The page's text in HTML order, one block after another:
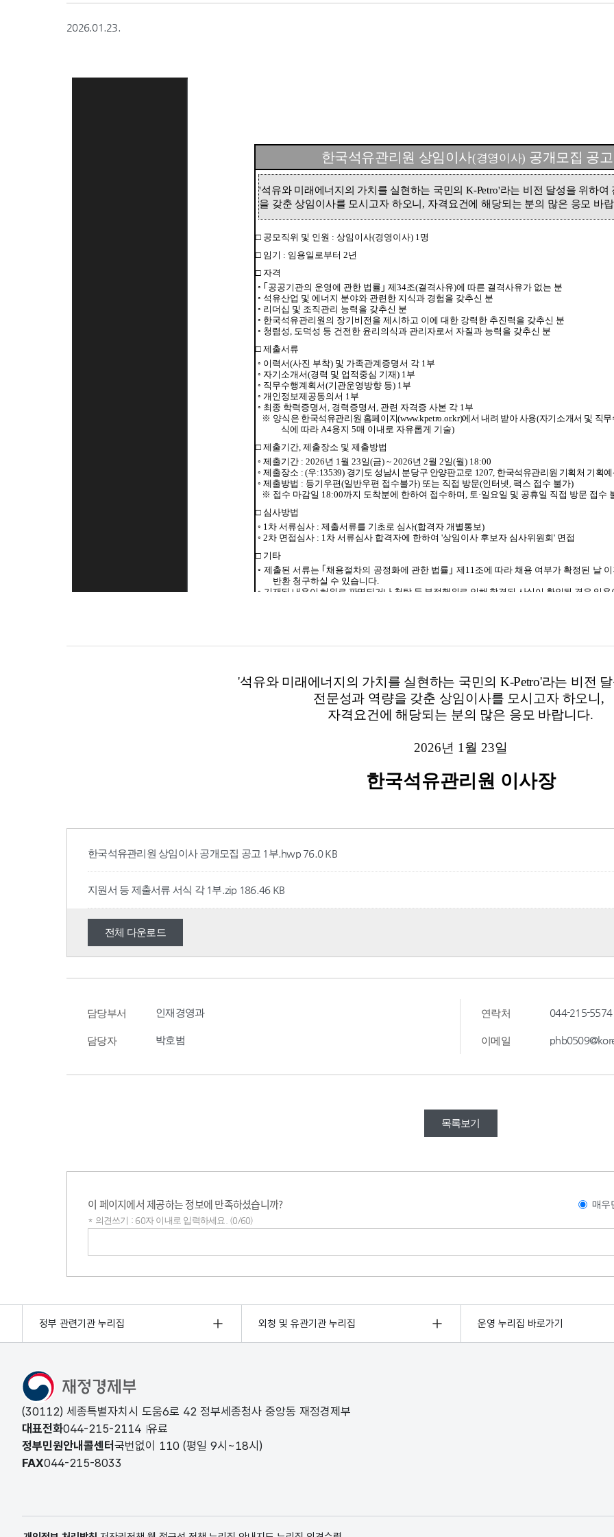
2026.01.23.
한국석유관리원 상임이사 공개모집 공고 1부.hwp 76.0 KB
지원서 등 제출서류 서식 각 1부.zip 186.46 KB
전체 다운로드
담당부서 인재경영과 연락처 044-215-5574
담당자 박호범 이메일
목록보기
이 페이지에서 제공하는 정보에 만족하셨습니까? 매우
* 의견쓰기 : 60자 이내로 입력하세요. (0/60)
정부 관련기관 누리집 외청 및 유관기관 누리집 운영 누리집 바로가기
(30112) 세종특별자치시 도움6로 42 정부세종청사 중앙동 재정경제부
대표전화044-215-2114 유료
정부민원안내콜센터 국번없이 110 (평일 9시~18시)
FAX044-215-8033